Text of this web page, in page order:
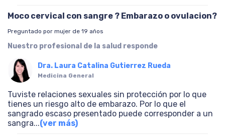
Moco cervical con sangre ? Embarazo o ovulacion?
Preguntado por mujer de 19 años
Nuestro profesional de la salud responde
Dra. Laura Catalina Gutierrez Rueda
Medicina General
Tuviste relaciones sexuales sin protección por lo que
tienes un riesgo alto de embarazo. Por lo que el
sangrado escaso presentado puede corresponder a un
sangra...(ver más)